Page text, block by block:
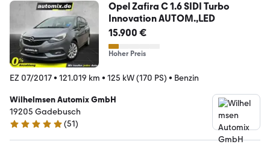
Opel Zafira C 1.6 SIDI Turbo
Innovation AUTOM.,LED
15.900 €
Hoher Preis
EZ 07/2017• 121.019 km • 125 kW (170 PS) • Benzin
Wilhelmsen Automix GmbH
19205 Gadebusch
5 Sterne
(51)